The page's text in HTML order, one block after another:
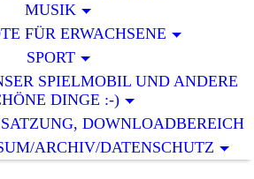
MUSIK
FÜR ERWACHSENE
SPORT
SPIELMOBIL UND ANDERE
DINGE :-)
DOWNLOADBEREICH
ARCHIV/DATENSCHUTZ